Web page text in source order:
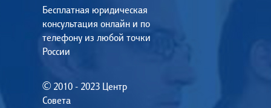
Бесплатная юридическая
консультация онлайн и по
телефону из любой точки
России
© 2010 - 2023 Центр
Совета